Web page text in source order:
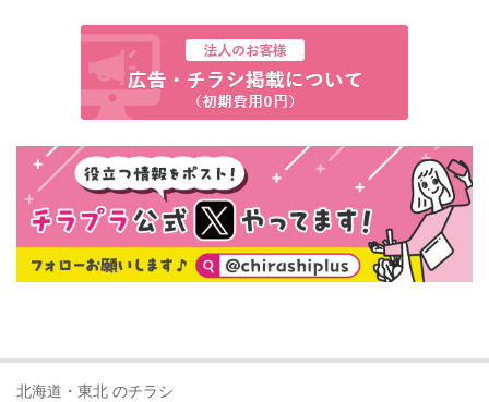
北海道・東北 のチラシ